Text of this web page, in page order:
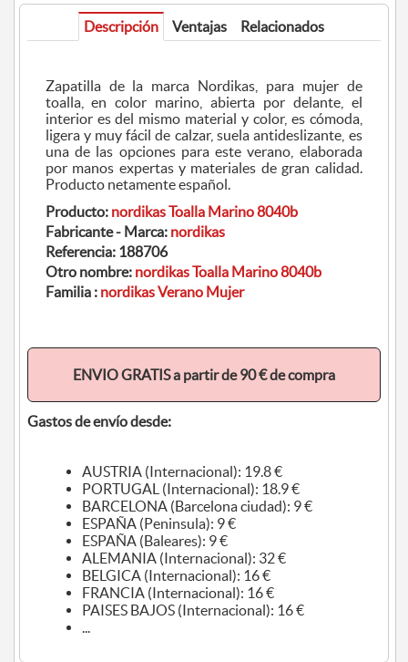
Descripción Ventajas Relacionados
Zapatilla de la marca Nordikas, para mujer de
toalla, en color marino, abierta por delante, el
interior es del mismo material y color, es cómoda,
ligera y muy fácil de calzar, suela antideslizante, es
una de las opciones para este verano, elaborada
por manos expertas y materiales de gran calidad.
Producto netamente español.
Producto: nordikas Toalla Marino 8040b
Fabricante - Marca: nordikas
Referencia: 188706
Otro nombre: nordikas Toalla Marino 8040b
Familia : nordikas Verano Mujer
ENVIO GRATIS a partir de 90 € de compra
Gastos de envío desde:
AUSTRIA (Internacional): 19.8 €
PORTUGAL (Internacional): 18.9 €
BARCELONA (Barcelona ciudad): 9 €
ESPAÑA (Peninsula): 9 €
ESPAÑA (Baleares): 9 €
ALEMANIA (Internacional): 32 €
BELGICA (Internacional): 16 €
FRANCIA (Internacional): 16 €
PAISES BAJOS (Internacional): 16 €
...